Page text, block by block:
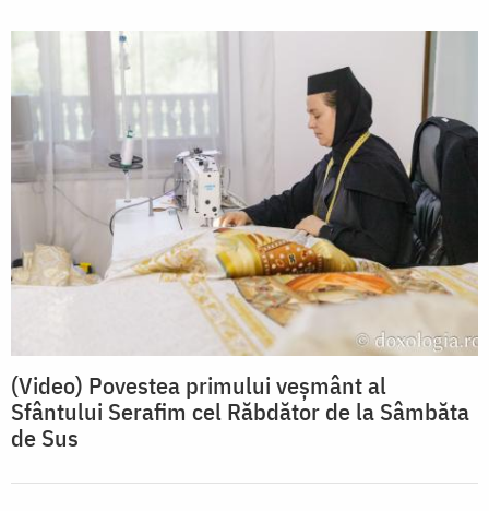
(Video) Povestea primului veșmânt al
Sfântului Serafim cel Răbdător de la Sâmbăta
de Sus